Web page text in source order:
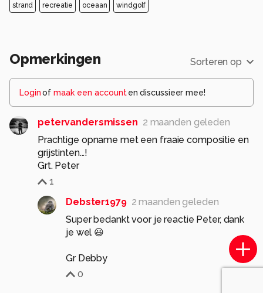
strand recreatie oceaan windgolf
Opmerkingen Sorteren op
Loginof maak een account en discussieer mee!
petervandersmissen 2 maanden geleden
Prachtige opname met een fraaie compositie en
grijstinten...!
Grt. Peter
1
Debster1979 2 maanden geleden
Super bedankt voor je reactie Peter, dank
je wel 😃
Gr Debby
0